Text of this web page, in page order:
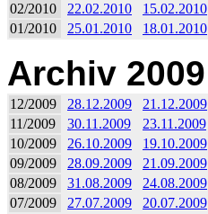
02/2010
22.02.2010 15.02.2010
01/2010
25.01.2010 18.01.2010
Archiv 2009
12/2009 28.12.2009 21.12.2009
11/2009
30.11.2009 23.11.2009
10/2009
26.10.2009 19.10.2009
09/2009
28.09.2009 21.09.2009
08/2009
31.08.2009 24.08.2009
07/2009
27.07.2009 20.07.2009